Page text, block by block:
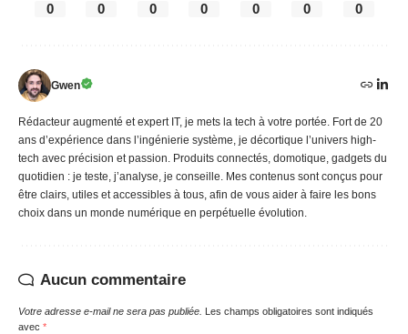
0 0 0 0 0 0 0
Gwen
Rédacteur augmenté et expert IT, je mets la tech à votre portée. Fort de 20
ans d’expérience dans l’ingénierie système, je décortique l’univers high-
tech avec précision et passion. Produits connectés, domotique, gadgets du
quotidien : je teste, j’analyse, je conseille. Mes contenus sont conçus pour
être clairs, utiles et accessibles à tous, afin de vous aider à faire les bons
choix dans un monde numérique en perpétuelle évolution.
Aucun commentaire
Votre adresse e-mail ne sera pas publiée.
Les champs obligatoires sont indiqués
avec *